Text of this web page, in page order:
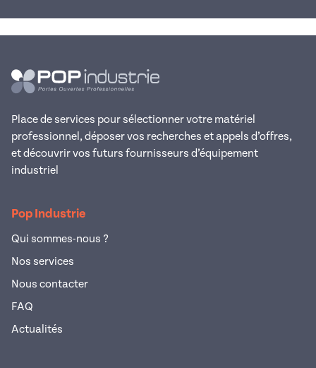
Place de services pour sélectionner votre matériel
professionnel, déposer vos recherches et appels d’offres,
et découvrir vos futurs fournisseurs d’équipement
industriel
Pop Industrie
Qui sommes-nous ?
Nos services
Nous contacter
FAQ
Actualités